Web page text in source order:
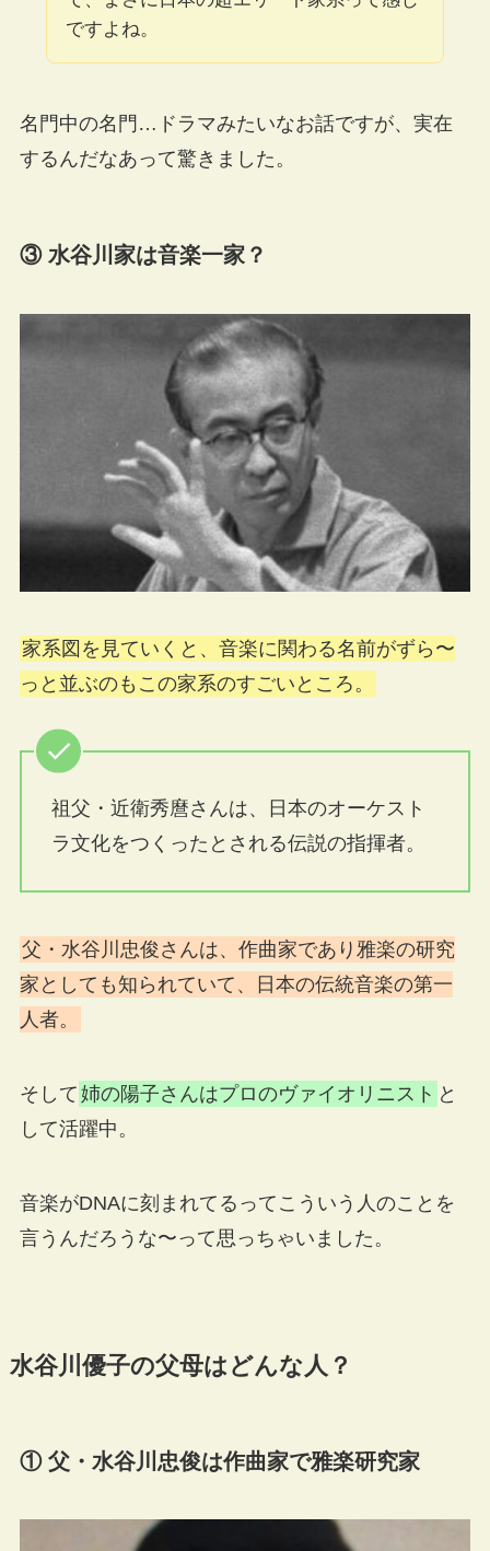
ですよね。
名門中の名門…ドラマみたいなお話ですが、実在
するんだなあって驚きました。
③ 水谷川家は音楽一家？
家系図を見ていくと、音楽に関わる名前がずら〜
っと並ぶのもこの家系のすごいところ。
祖父・近衛秀麿さんは、日本のオーケスト
ラ文化をつくったとされる伝説の指揮者。
父・水谷川忠俊さんは、作曲家であり雅楽の研究
家としても知られていて、日本の伝統音楽の第一
人者。
そして 姉の陽子さんはプロのヴァイオリニスト と
して活躍中。
音楽がDNAに刻まれてるってこういう人のことを
言うんだろうな〜って思っちゃいました。
水谷川優子の父母はどんな人？
① 父・水谷川忠俊は作曲家で雅楽研究家